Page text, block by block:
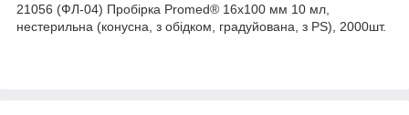
21056 (ФЛ-04) Пробірка Promed® 16x100 мм 10 мл,
нестерильна (конусна, з обідком, градуйована, з PS), 2000шт.